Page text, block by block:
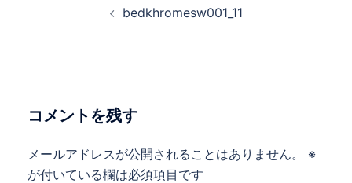
bedkhromesw001_11
コメントを残す
メールアドレスが公開されることはありません。
※
が付いている欄は必須項目です